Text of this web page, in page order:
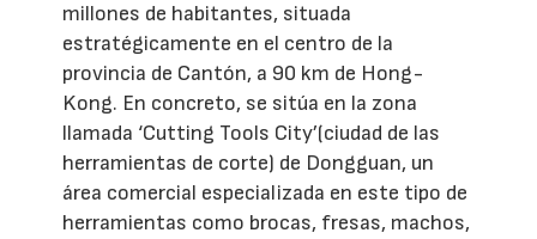
millones de habitantes, situada
estratégicamente en el centro de la
provincia de Cantón, a 90 km de Hong-
Kong. En concreto, se sitúa en la zona
llamada ‘Cutting Tools City’(ciudad de las
herramientas de corte) de Dongguan, un
área comercial especializada en este tipo de
herramientas como brocas, fresas, machos,